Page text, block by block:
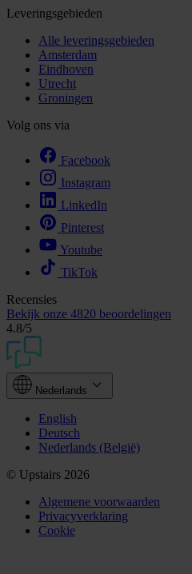
Leveringsgebieden
Alle leveringsgebieden
Amsterdam
Eindhoven
Utrecht
Groningen
Volg ons via
Facebook
Instagram
LinkedIn
Pinterest
Youtube
TikTok
Recensies
Bekijk onze 4820 beoordelingen
4.8/5
Nederlands
English
Deutsch
Nederlands (België)
© Upstairs 2026
Algemene voorwaarden
Privacyverklaring
Cookie